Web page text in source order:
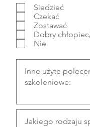
Siedzieć
Czekać
Zostawać
Dobry
Nie